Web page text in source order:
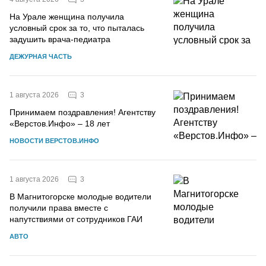
На Урале женщина получила
условный срок за то, что пыталась
задушить врача-педиатра
ДЕЖУРНАЯ ЧАСТЬ
1 августа 2026 3
Принимаем поздравления! Агентству
«Верстов.Инфо» – 18 лет
НОВОСТИ ВЕРСТОВ.ИНФО
1 августа 2026 3
В Магнитогорске молодые водители
получили права вместе с
напутствиями от сотрудников ГАИ
АВТО